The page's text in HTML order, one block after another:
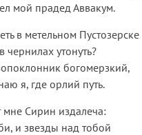
мой прадед Аввакум.
в метельном Пустозерске
чернилах утонуть?
богомерзкий,
я, где орлий путь.
мне Сирин издалеча:
и звезды над тобой